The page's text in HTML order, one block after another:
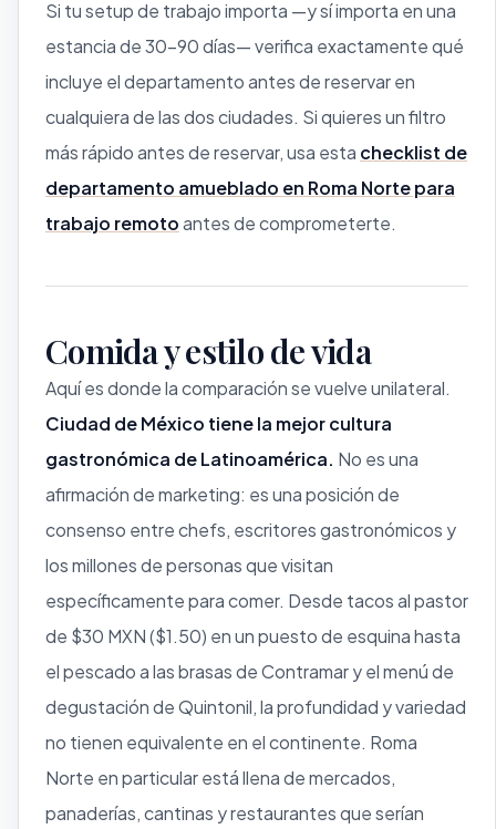
Si tu setup de trabajo importa —y sí importa en una
estancia de 30–90 días— verifica exactamente qué
incluye el departamento antes de reservar en
cualquiera de las dos ciudades. Si quieres un filtro
más rápido antes de reservar, usa esta checklist de
departamento amueblado en Roma Norte para
trabajo remotoantes de comprometerte.
Comida y estilo de vida
Aquí es donde la comparación se vuelve unilateral.
Ciudad de México tiene la mejor cultura
gastronómica de Latinoamérica. No es una
afirmación de marketing: es una posición de
consenso entre chefs, escritores gastronómicos y
los millones de personas que visitan
específicamente para comer. Desde tacos al pastor
de $30 MXN ($1.50) en un puesto de esquina hasta
el pescado a las brasas de Contramar y el menú de
degustación de Quintonil, la profundidad y variedad
no tienen equivalente en el continente. Roma
Norte en particular está llena de mercados,
panaderías, cantinas y restaurantes que serían